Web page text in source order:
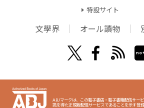
特設サイト
文學界 オール讀物
ABJマークは、この電子書店・電子書籍配信サー
諾を得た正規版配信サービスであることを示す登